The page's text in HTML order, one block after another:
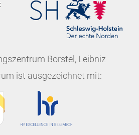
Borstel, Leibniz
ist ausgezeichnet mit: